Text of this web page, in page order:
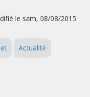
le sam, 08/08/2015
Actualité